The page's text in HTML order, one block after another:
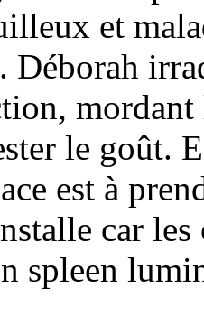
et
Déborah
le goût.
est à
car
spleen